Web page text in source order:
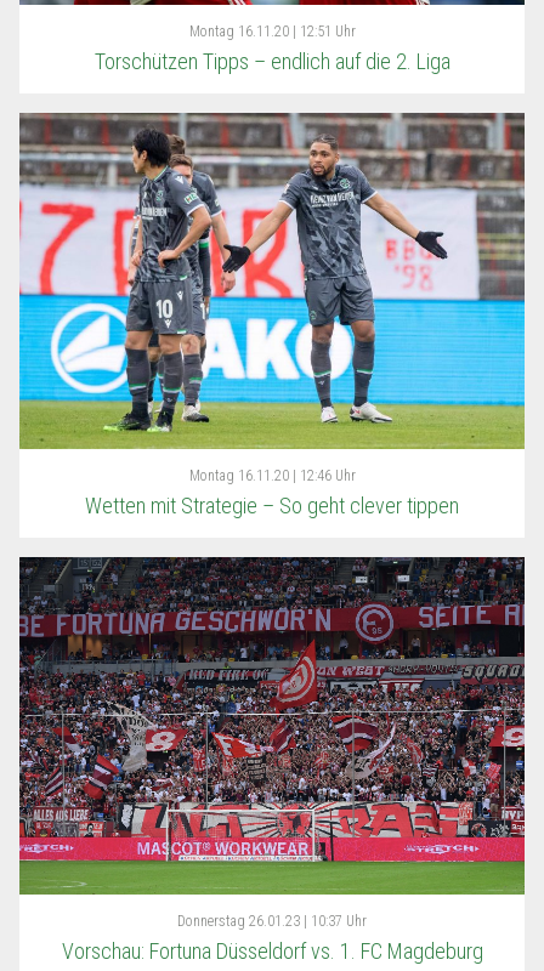
Montag 16.11.20 | 12:51 Uhr
Torschützen Tipps – endlich auf die 2. Liga
Montag 16.11.20 | 12:46 Uhr
Wetten mit Strategie – So geht clever tippen
Donnerstag 26.01.23 | 10:37 Uhr
Vorschau: Fortuna Düsseldorf vs. 1. FC Magdeburg